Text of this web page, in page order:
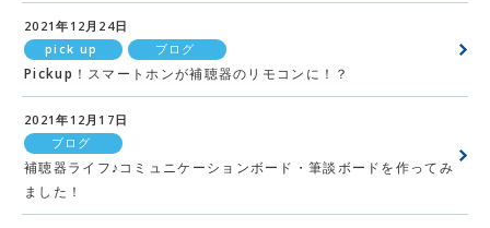
2021年12月24日
pick up
ブログ
Pickup！スマートホンが補聴器のリモコンに！？
2021年12月17日
ブログ
補聴器ライフ♪コミュニケーションボード・筆談ボードを作ってみ
ました！